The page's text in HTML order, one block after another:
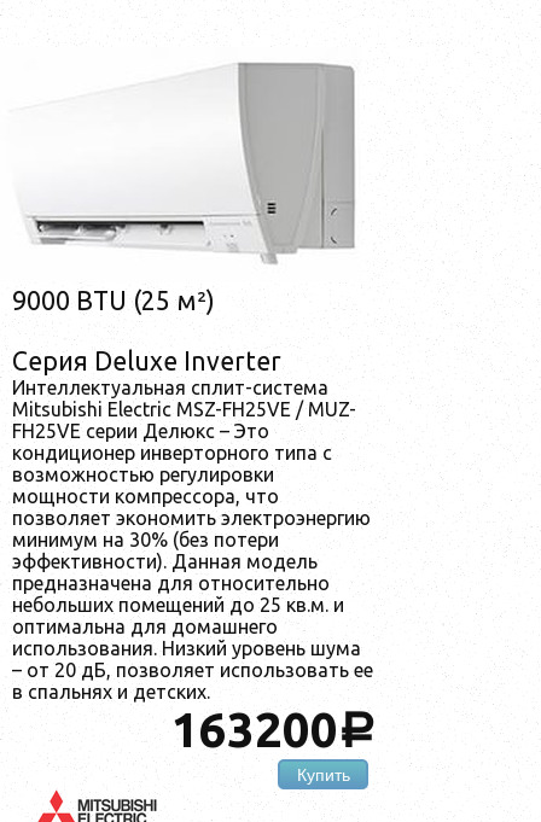
9000 BTU (25 м²)
Серия Deluxe Inverter
Интеллектуальная сплит-система
Mitsubishi Electric MSZ-FH25VE / MUZ-
FH25VE серии Делюкс – Это
кондиционер инверторного типа с
возможностью регулировки
мощности компрессора, что
позволяет экономить электроэнергию
минимум на 30% (без потери
эффективности). Данная модель
предназначена для относительно
небольших помещений до 25 кв.м. и
оптимальна для домашнего
использования. Низкий уровень шума
– от 20 дБ, позволяет использовать ее
в спальнях и детских.
163200a
Купить